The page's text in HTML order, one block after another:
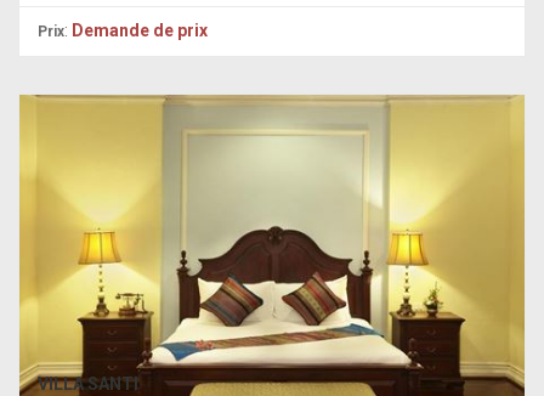
Prix: Demande de prix
VILLA SANTI